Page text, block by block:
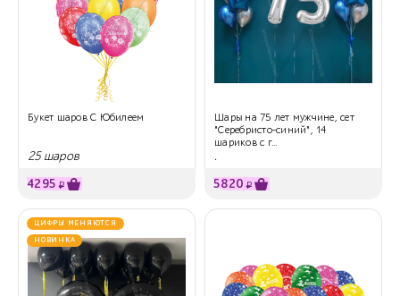
Букет шаров С Юбилеем
25 шаров
4295 ₽
Шары на 75 лет мужчине, сет
"Серебристо-синий", 14
шариков с г...
.
5820 ₽
ЦИФРЫ МЕНЯЮТСЯ
НОВИНКА